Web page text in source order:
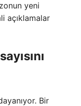
yeni
açıklamalar
Bir